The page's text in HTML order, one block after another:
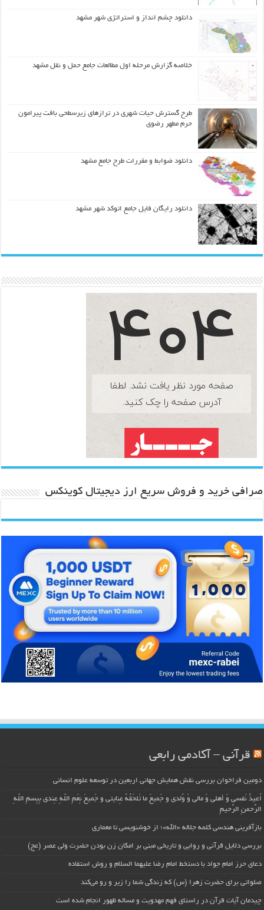
دانلود چشم انداز و استراتژی شهر مشهد
خلاصه گزارش مرحله اول مطالعات جامع حمل و نقل مشهد
طرح گسترش حیات شهري در ترازهاي زیرسطحی بافت پیرامون
حرم مطهر رضوي
دانلود ضوابط و مقررات طرح جامع مشهد
دانلود رایگان فایل جامع اتوکد شهر مشهد
صرافی خرید و فروش سریع ارز دیجیتال کوینکس
قرآنی – آکادمی رابعی
دومین فراخوان بررسی نقش همایش جهانی اربعین در توسعه علوم انسانی
اُعیذُ نَفسی وَ أهلی وَ مالی وَ وُلدی و جَمیعَ ما تَلحَقُهُ عِنایتی و جَمیعَ نِعَمِ اللّهِ عِندی بِبِسمِ اللّهِ
الرَّحمنِ الرَّحیمِ
بازآفرینی هندسی کلمه جلاله «الله»؛ از خوشنویسی تا معماری
بررسی دلایل قرآنی و روایی و تاریخی مبنی بر امکان زن بودن حضرت ولی عصر (عج)
دعای حرز امام جواد با دستخط امام رضا علیهما السلام و روش استفاده
صلواتی برای حضرت زهرا (س) که زندگی شما را زیر و رو می‌کند
چیدمان آیات قرآن در راستای فهم مهدویت و مساله ظهور انجام شده است